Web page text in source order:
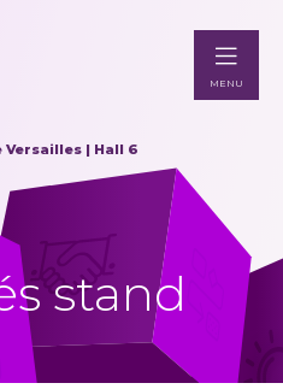
| Hall 6
MENU
stand